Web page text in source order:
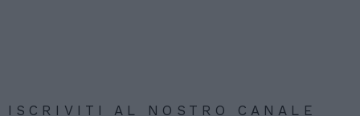
ISCRIVITI AL NOSTRO CANALE